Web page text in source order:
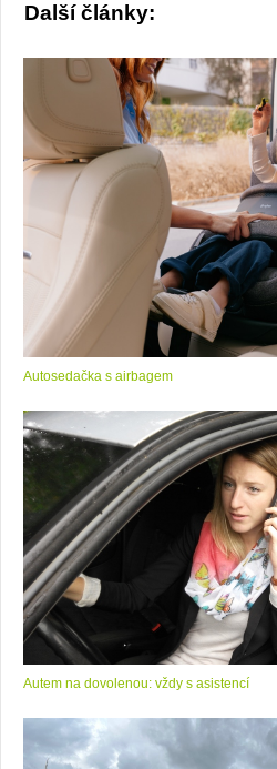
Další články:
Autosedačka s airbagem
Autem na dovolenou: vždy s asistencí